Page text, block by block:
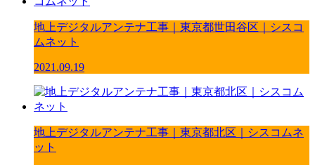
地上デジタルアンテナ工事｜東京都世田谷区｜シスコ
ムネット
2021.09.19
地上デジタルアンテナ工事｜東京都北区｜シスコムネ
ット